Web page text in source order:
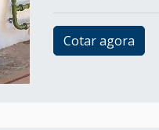
Cotar agora